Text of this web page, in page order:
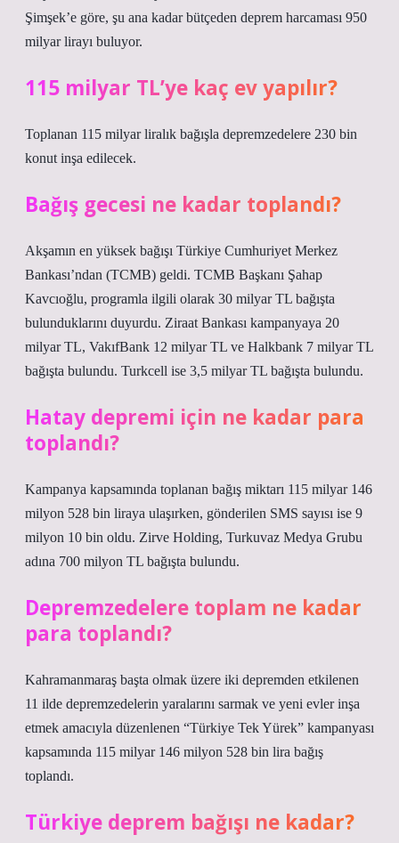
Şimşek’e göre, şu ana kadar bütçeden deprem harcaması 950
milyar lirayı buluyor.
115 milyar TL’ye kaç ev yapılır?
Toplanan 115 milyar liralık bağışla depremzedelere 230 bin
konut inşa edilecek.
Bağış gecesi ne kadar toplandı?
Akşamın en yüksek bağışı Türkiye Cumhuriyet Merkez
Bankası’ndan (TCMB) geldi. TCMB Başkanı Şahap
Kavcıoğlu, programla ilgili olarak 30 milyar TL bağışta
bulunduklarını duyurdu. Ziraat Bankası kampanyaya 20
milyar TL, VakıfBank 12 milyar TL ve Halkbank 7 milyar TL
bağışta bulundu. Turkcell ise 3,5 milyar TL bağışta bulundu.
Hatay depremi için ne kadar para
toplandı?
Kampanya kapsamında toplanan bağış miktarı 115 milyar 146
milyon 528 bin liraya ulaşırken, gönderilen SMS sayısı ise 9
milyon 10 bin oldu. Zirve Holding, Turkuvaz Medya Grubu
adına 700 milyon TL bağışta bulundu.
Depremzedelere toplam ne kadar
para toplandı?
Kahramanmaraş başta olmak üzere iki depremden etkilenen
11 ilde depremzedelerin yaralarını sarmak ve yeni evler inşa
etmek amacıyla düzenlenen “Türkiye Tek Yürek” kampanyası
kapsamında 115 milyar 146 milyon 528 bin lira bağış
toplandı.
Türkiye deprem bağışı ne kadar?